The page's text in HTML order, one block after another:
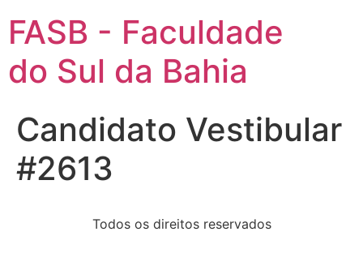
FASB - Faculdade
do Sul da Bahia
Candidato Vestibular
#2613
Todos os direitos reservados